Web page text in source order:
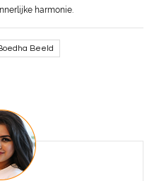
harmonie.
Beeld